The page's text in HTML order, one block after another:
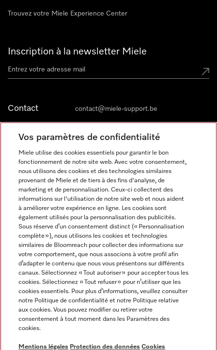
Trouvez votre Miele Experience Center
Inscription à la newsletter Miele
Contact contact@miele-support.be
Langue
FRANÇAIS
Informations légales
CGV
Protection des données
Conditions d’utilisation
Digital Services Act
Miele sur Facebook
Miele sur Youtube
Miele sur Instagram
Miele sur Pinterest
Vos paramètres de confidentialité
Miele utilise des cookies essentiels pour garantir le bon
fonctionnement de notre site web. Avec votre consentement,
nous utilisons des cookies et des technologies similaires
provenant de Miele et de tiers à des fins d'analyse, de
marketing et de personnalisation. Ceux-ci collectent des
informations sur l'utilisation de notre site web et nous aident
à améliorer votre expérience en ligne. Les cookies sont
également utilisés pour la personnalisation des publicités.
Sous réserve d’un consentement distinct (« Personnalisation
complète »), nous utilisons les cookies et technologies
similaires de Bloomreach pour collecter des informations sur
votre comportement, que nous associons à votre profil afin
d’adapter le contenu que nous vous présentons sur différents
canaux. Sélectionnez « Tout autoriser » pour accepter tous les
cookies. Sélectionnez « Tout refuser » pour n’utiliser que les
cookies essentiels. Pour plus d’informations, veuillez consulter
notre Politique de confidentialité et notre Politique relative
aux cookies. Vous pouvez modifier ou retirer votre
consentement à tout moment dans les Paramètres des
cookies.
Mentions légales Protection des données Cookies